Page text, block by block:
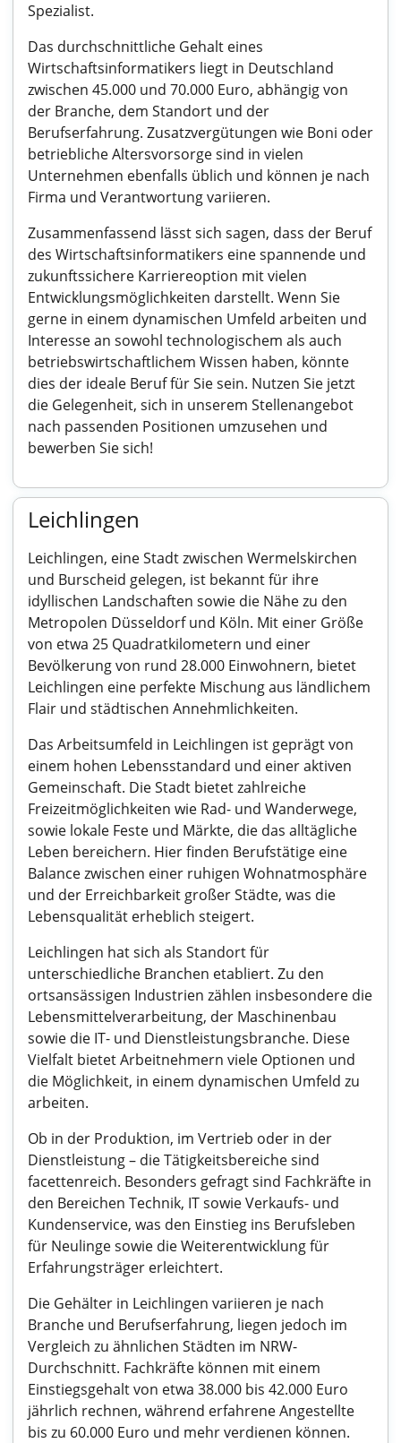
Spezialist.
Das durchschnittliche Gehalt eines
Wirtschaftsinformatikers liegt in Deutschland
zwischen 45.000 und 70.000 Euro, abhängig von
der Branche, dem Standort und der
Berufserfahrung. Zusatzvergütungen wie Boni oder
betriebliche Altersvorsorge sind in vielen
Unternehmen ebenfalls üblich und können je nach
Firma und Verantwortung variieren.
Zusammenfassend lässt sich sagen, dass der Beruf
des Wirtschaftsinformatikers eine spannende und
zukunftssichere Karriereoption mit vielen
Entwicklungsmöglichkeiten darstellt. Wenn Sie
gerne in einem dynamischen Umfeld arbeiten und
Interesse an sowohl technologischem als auch
betriebswirtschaftlichem Wissen haben, könnte
dies der ideale Beruf für Sie sein. Nutzen Sie jetzt
die Gelegenheit, sich in unserem Stellenangebot
nach passenden Positionen umzusehen und
bewerben Sie sich!
Leichlingen
Leichlingen, eine Stadt zwischen Wermelskirchen
und Burscheid gelegen, ist bekannt für ihre
idyllischen Landschaften sowie die Nähe zu den
Metropolen Düsseldorf und Köln. Mit einer Größe
von etwa 25 Quadratkilometern und einer
Bevölkerung von rund 28.000 Einwohnern, bietet
Leichlingen eine perfekte Mischung aus ländlichem
Flair und städtischen Annehmlichkeiten.
Das Arbeitsumfeld in Leichlingen ist geprägt von
einem hohen Lebensstandard und einer aktiven
Gemeinschaft. Die Stadt bietet zahlreiche
Freizeitmöglichkeiten wie Rad- und Wanderwege,
sowie lokale Feste und Märkte, die das alltägliche
Leben bereichern. Hier finden Berufstätige eine
Balance zwischen einer ruhigen Wohnatmosphäre
und der Erreichbarkeit großer Städte, was die
Lebensqualität erheblich steigert.
Leichlingen hat sich als Standort für
unterschiedliche Branchen etabliert. Zu den
ortsansässigen Industrien zählen insbesondere die
Lebensmittelverarbeitung, der Maschinenbau
sowie die IT- und Dienstleistungsbranche. Diese
Vielfalt bietet Arbeitnehmern viele Optionen und
die Möglichkeit, in einem dynamischen Umfeld zu
arbeiten.
Ob in der Produktion, im Vertrieb oder in der
Dienstleistung – die Tätigkeitsbereiche sind
facettenreich. Besonders gefragt sind Fachkräfte in
den Bereichen Technik, IT sowie Verkaufs- und
Kundenservice, was den Einstieg ins Berufsleben
für Neulinge sowie die Weiterentwicklung für
Erfahrungsträger erleichtert.
Die Gehälter in Leichlingen variieren je nach
Branche und Berufserfahrung, liegen jedoch im
Vergleich zu ähnlichen Städten im NRW-
Durchschnitt. Fachkräfte können mit einem
Einstiegsgehalt von etwa 38.000 bis 42.000 Euro
jährlich rechnen, während erfahrene Angestellte
bis zu 60.000 Euro und mehr verdienen können.